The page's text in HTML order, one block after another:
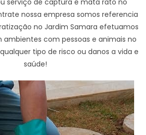
serviço de captura e mata rato no
nossa empresa somos referencia
no Jardim Samara efetuamos
ambientes com pessoas e animais no
tipo de risco ou danos a vida e
saúde!